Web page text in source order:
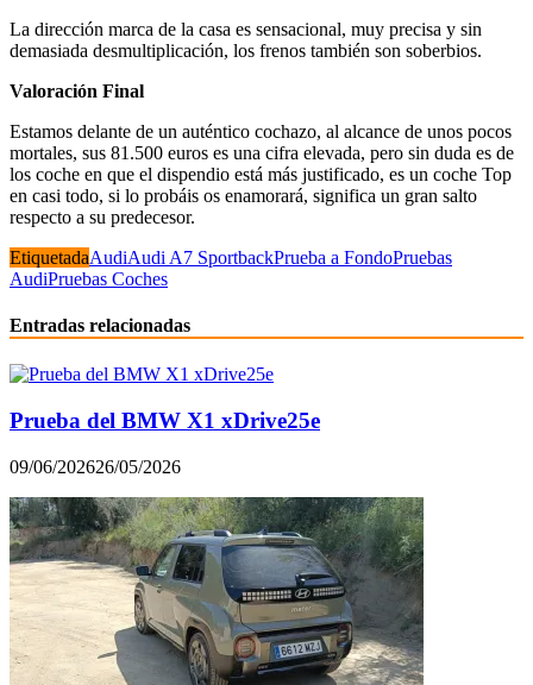
La dirección marca de la casa es sensacional, muy precisa y sin
demasiada desmultiplicación, los frenos también son soberbios.
Valoración Final
Estamos delante de un auténtico cochazo, al alcance de unos pocos
mortales, sus 81.500 euros es una cifra elevada, pero sin duda es de
los coche en que el dispendio está más justificado, es un coche Top
en casi todo, si lo probáis os enamorará, significa un gran salto
respecto a su predecesor.
EtiquetadaAudiAudi A7 SportbackPrueba a FondoPruebas
AudiPruebas Coches
Entradas relacionadas
Prueba del BMW X1 xDrive25e
09/06/202626/05/2026